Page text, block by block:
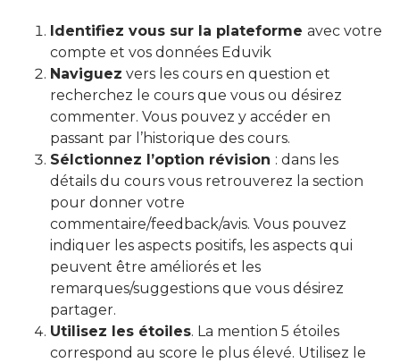
Identifiez vous sur la plateforme avec votre
compte et vos données Eduvik
Naviguez vers les cours en question et
recherchez le cours que vous ou désirez
commenter. Vous pouvez y accéder en
passant par l’historique des cours.
Sélctionnez l’option révision : dans les
détails du cours vous retrouverez la section
pour donner votre
commentaire/feedback/avis. Vous pouvez
indiquer les aspects positifs, les aspects qui
peuvent être améliorés et les
remarques/suggestions que vous désirez
partager.
Utilisez les étoiles. La mention 5 étoiles
correspond au score le plus élevé. Utilisez le